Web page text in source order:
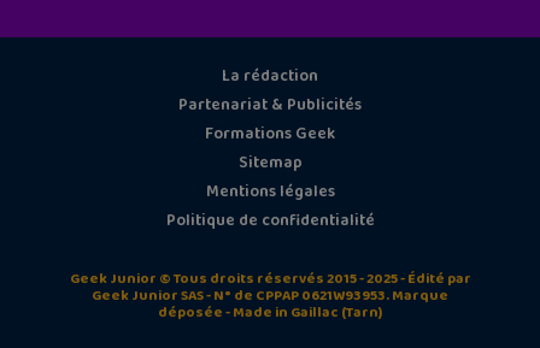
La rédaction
Partenariat & Publicités
Formations Geek
Sitemap
Mentions légales
Politique de confidentialité
Geek Junior © Tous droits réservés 2015 - 2025 - Édité par
Geek Junior SAS - N° de CPPAP 0621W93953. Marque
déposée - Made in Gaillac (Tarn)